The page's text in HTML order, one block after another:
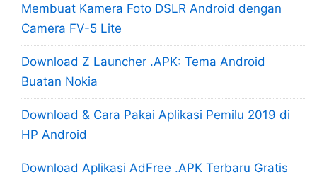
Membuat Kamera Foto DSLR Android dengan
Camera FV-5 Lite
Download Z Launcher .APK: Tema Android
Buatan Nokia
Download & Cara Pakai Aplikasi Pemilu 2019 di
HP Android
Download Aplikasi AdFree .APK Terbaru Gratis